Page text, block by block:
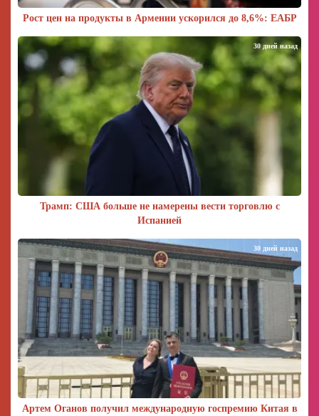
Рост цен на продукты в Армении ускорился до 8,6%: ЕАБР
Трамп: США больше не намерены вести торговлю с
Испанией
30 дней назад
Артем Оганов получил международную госпремию Китая в
30 дней назад